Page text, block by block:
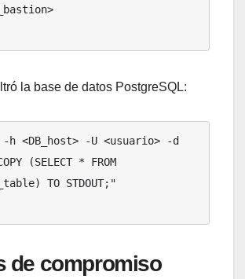
la base de datos PostgreSQL:
(SELECT * FROM
TO STDOUT;"
de compromiso